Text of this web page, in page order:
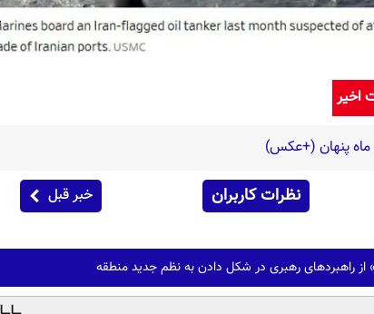
اخیر
ماه پنهان (+عکس)
نظرات کاربران خبر قبل
راهبردهای رهبری در شکل دادن به نظم جدید منطقه